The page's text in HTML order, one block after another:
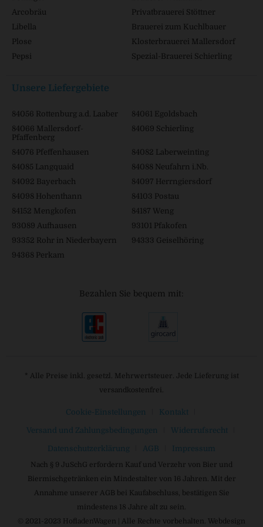
Arcobräu
Privatbrauerei Stöttner
Libella
Brauerei zum Kuchlbauer
Plose
Klosterbrauerei Mallersdorf
Pepsi
Spezial-Brauerei Schierling
Unsere Liefergebiete
84056 Rottenburg a.d. Laaber
84061 Egoldsbach
84066 Mallersdorf-
Pfaffenberg
84069 Schierling
84076 Pfeffenhausen
84082 Laberweinting
84085 Langquaid
84088 Neufahrn i.Nb.
84092 Bayerbach
84097 Herrngiersdorf
84098 Hohenthann
84103 Postau
84152 Mengkofen
84187 Weng
93089 Aufhausen
93101 Pfakofen
93352 Rohr in Niederbayern
94333 Geiselhöring
94368 Perkam
Bezahlen Sie bequem mit:
* Alle Preise inkl. gesetzl. Mehrwertsteuer. Jede Lieferung ist
versandkostenfrei.
Cookie-Einstellungen Kontakt
Versand und Zahlungsbedingungen Widerrufsrecht
Datenschutzerklärung AGB Impressum
Nach § 9 JuSchG erfordern Kauf und Verzehr von Bier und
Biermischgetränken ein Mindestalter von 16 Jahren. Mit der
Annahme unserer AGB bei Kaufabschluss, bestätigen Sie
mindestens 18 Jahre alt zu sein.
© 2021-2023 HofladenWagen | Alle Rechte vorbehalten. Webdesign